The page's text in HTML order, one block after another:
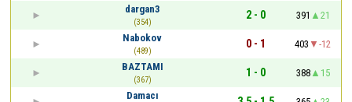
dargan3
(354)
2 - 0 391
21
Nabokov
(489)
0 - 1 403
-12
BAZTAMI
(367)
1 - 0 388
15
Damacı